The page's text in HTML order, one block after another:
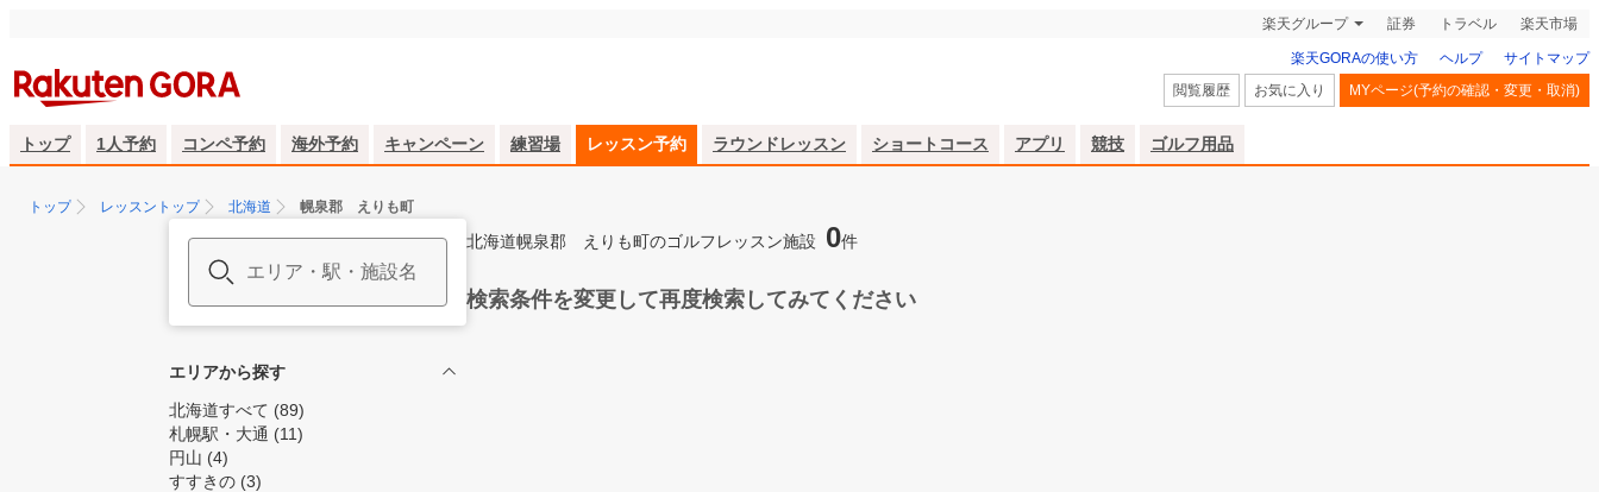
楽天グループ 証券 トラベル 楽天市場
楽天GORAの使い方 ヘルプ
サイトマップ
閲覧履歴
お気に入り MYページ(予約の確認・変更・取消)
トップ 1人予約 コンペ予約 海外予約 キャンペーン 練習場 レッスン予約 ラウンドレッスン ショートコース アプリ 競技 ゴルフ用品
トップ レッスントップ 北海道 幌泉郡 えりも町
エリアから探す
北海道すべて (89)
札幌駅・大通 (11)
円山 (4)
すすきの (3)
北海道幌泉郡 えりも町のゴルフレッスン施設 0件
検索条件を変更して再度検索してみてください